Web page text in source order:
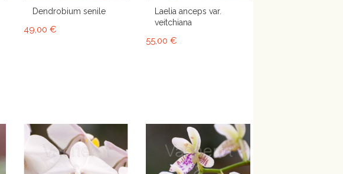
Dendrobium senile
49,00 €
Laelia anceps var.
veitchiana
55,00 €